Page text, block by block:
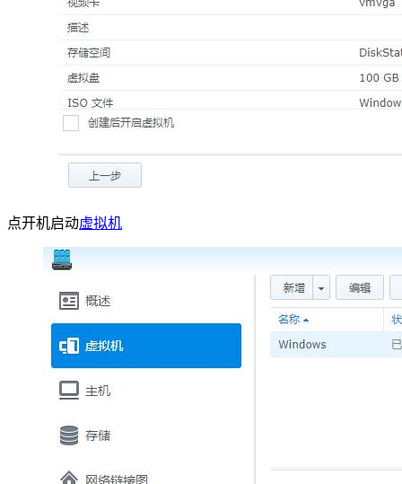
点开机启动虚拟机